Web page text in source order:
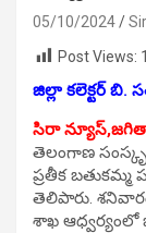
05/10/2024
Post Views:
జిల్లా కలెక్టర్ బి.
సిరా
తెలంగాణ
ప్రతీక బతుకమ్మ
తెలిపారు.
శాఖ ఆధ్వర్యంలో